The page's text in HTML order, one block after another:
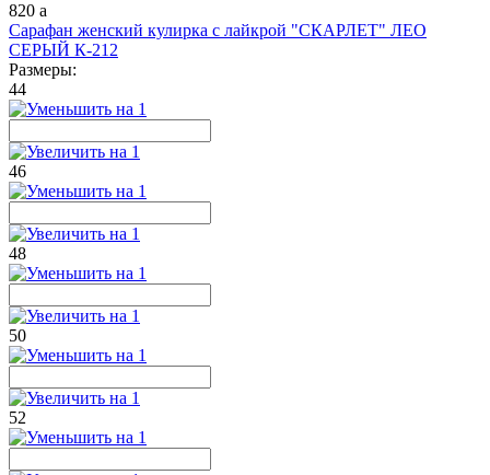
820 a
Сарафан женский кулирка с лайкрой "СКАРЛЕТ" ЛЕО
СЕРЫЙ К-212
Размеры:
44
46
48
50
52